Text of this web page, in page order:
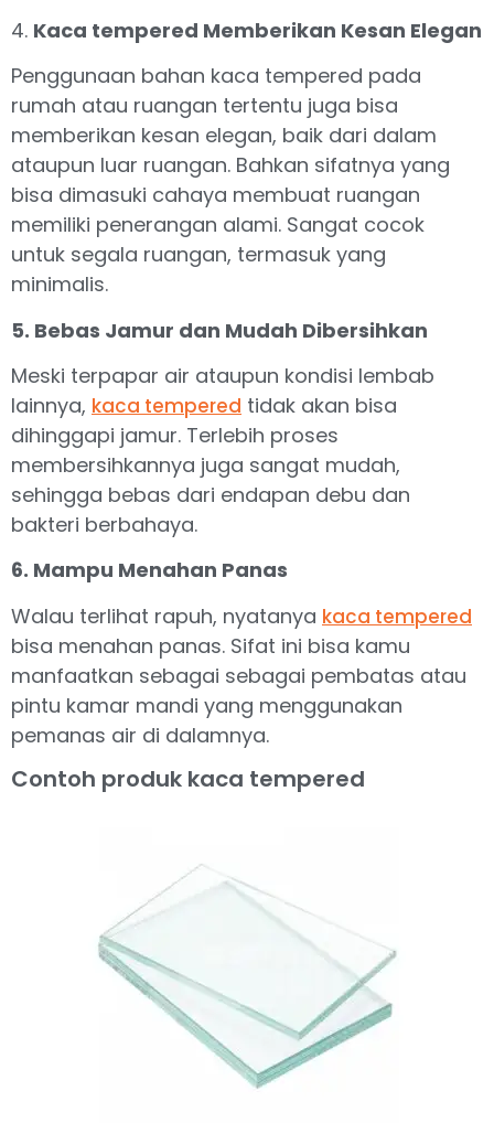
4. Kaca tempered Memberikan Kesan Elegan
Penggunaan bahan kaca tempered pada
rumah atau ruangan tertentu juga bisa
memberikan kesan elegan, baik dari dalam
ataupun luar ruangan. Bahkan sifatnya yang
bisa dimasuki cahaya membuat ruangan
memiliki penerangan alami. Sangat cocok
untuk segala ruangan, termasuk yang
minimalis.
5. Bebas Jamur dan Mudah Dibersihkan
Meski terpapar air ataupun kondisi lembab
lainnya, kaca tempered tidak akan bisa
dihinggapi jamur. Terlebih proses
membersihkannya juga sangat mudah,
sehingga bebas dari endapan debu dan
bakteri berbahaya.
6. Mampu Menahan Panas
Walau terlihat rapuh, nyatanya kaca tempered
bisa menahan panas. Sifat ini bisa kamu
manfaatkan sebagai sebagai pembatas atau
pintu kamar mandi yang menggunakan
pemanas air di dalamnya.
Contoh produk kaca tempered